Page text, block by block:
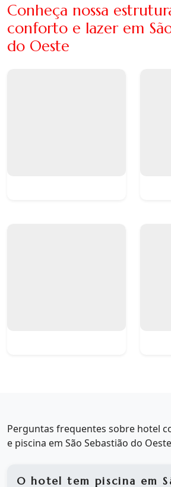
Conheça nossa
conforto e lazer em
do Oeste
Perguntas frequentes sobre hotel
e piscina em São Sebastião do Oeste
O hotel tem piscina em